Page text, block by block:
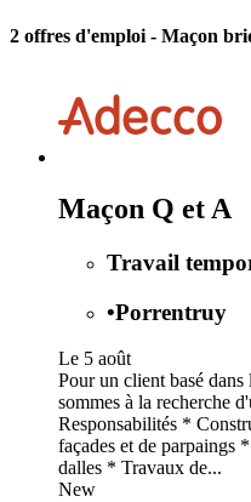
2 offres d'emploi - Maçon
Maçon Q et A
Travail
•Porrentruy
Le 5 août
Pour un client basé
sommes à la recherche
Responsabilités *
façades et de parpaings
dalles * Travaux de...
New